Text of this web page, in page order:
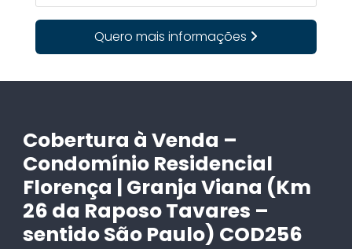
Quero mais informações
Cobertura à Venda –
Condomínio Residencial
Florença | Granja Viana (Km
26 da Raposo Tavares –
sentido São Paulo) COD256